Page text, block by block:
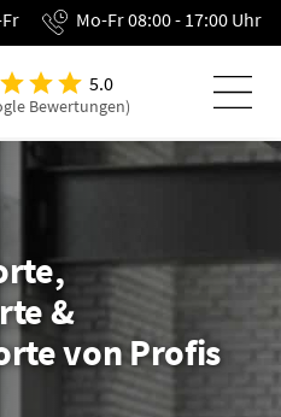
Mo-Fr 08:00 - 17:00 Uhr
5.0
Bewertungen)
&
von Profis